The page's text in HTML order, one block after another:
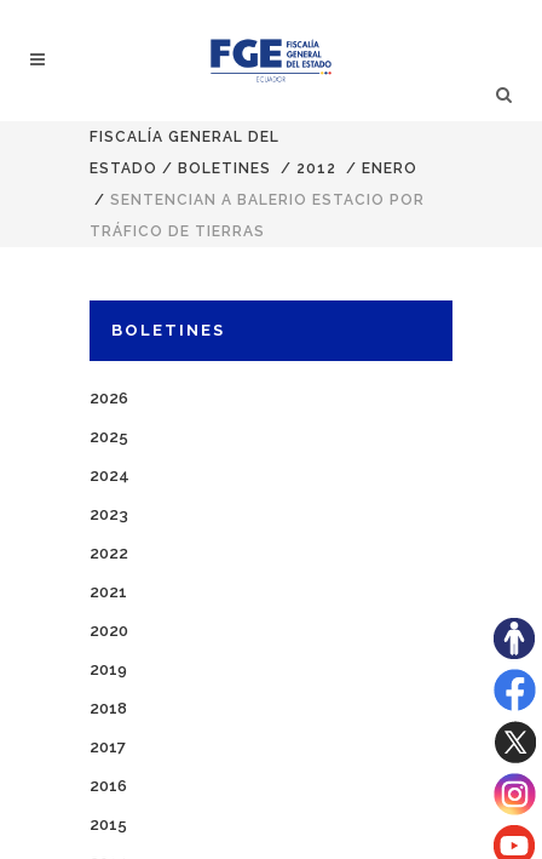
FISCALÍA GENERAL DEL
ESTADO / BOLETINES / 2012 / ENERO
/ SENTENCIAN A BALERIO ESTACIO POR
TRÁFICO DE TIERRAS
BOLETINES
2026
2025
2024
2023
2022
2021
2020
2019
2018
2017
2016
2015